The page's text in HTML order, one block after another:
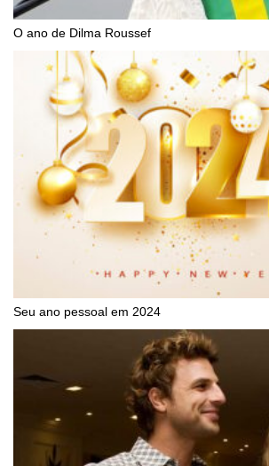
O ano de Dilma Roussef
Seu ano pessoal em 2024